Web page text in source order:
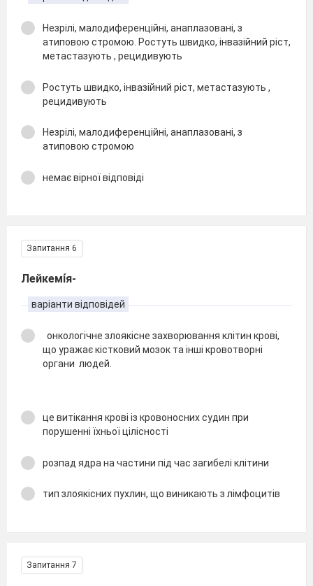
Незрілі, малодиференційні, анаплазовані, з
атиповою стромою. Ростуть швидко, інвазійний ріст,
метастазують , рецидивують
Ростуть швидко, інвазійний ріст, метастазують ,
рецидивують
Незрілі, малодиференційні, анаплазовані, з
атиповою стромою
немає вірної відповіді
Запитання 6
Лейкемі́я-
варіанти відповідей
онкологічне злоякісне захворювання клітин крові,
що уражає кістковий мозок та інші кровотворні
органи людей.
це витікання крові із кровоносних судин при
порушенні їхньої цілісності
розпад ядра на частини під час загибелі клітини
тип злоякісних пухлин, що виникають з лімфоцитів
Запитання 7